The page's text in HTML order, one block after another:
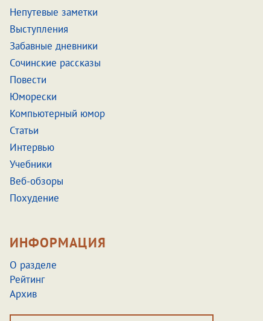
Непутевые заметки
Выступления
Забавные дневники
Сочинские рассказы
Повести
Юморески
Компьютерный юмор
Статьи
Интервью
Учебники
Веб-обзоры
Похудение
ИНФОРМАЦИЯ
О разделе
Рейтинг
Архив